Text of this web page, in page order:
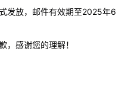
发放，邮件有效期至2025年6
，感谢您的理解！